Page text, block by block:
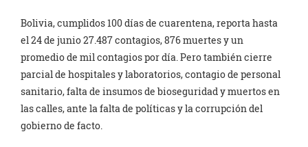
Bolivia, cumplidos 100 días de cuarentena, reporta hasta
el 24 de junio 27.487 contagios, 876 muertes y un
promedio de mil contagios por día. Pero también cierre
parcial de hospitales y laboratorios, contagio de personal
sanitario, falta de insumos de bioseguridad y muertos en
las calles, ante la falta de políticas y la corrupción del
gobierno de facto.